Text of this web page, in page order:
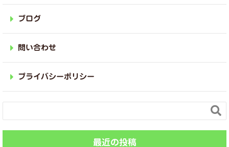
ブログ
問い合わせ
プライバシーポリシー

最近の投稿